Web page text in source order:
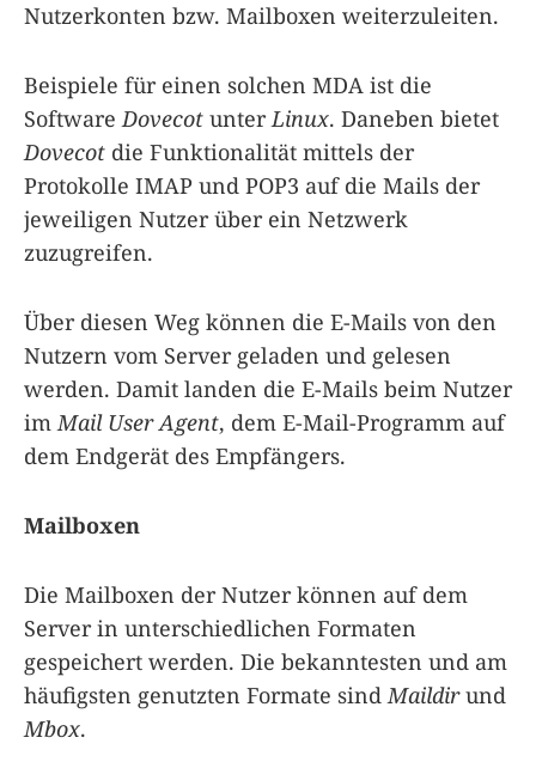
Nutzerkonten bzw. Mailboxen weiterzuleiten.
Beispiele für einen solchen MDA ist die
SoftwareDovecot unterLinux. Daneben bietet
Dovecot die Funktionalität mittels der
Protokolle IMAP und POP3 auf die Mails der
jeweiligen Nutzer über ein Netzwerk
zuzugreifen.
Über diesen Weg können die E-Mails von den
Nutzern vom Server geladen und gelesen
werden. Damit landen die E-Mails beim Nutzer
imMail User Agent, dem E-Mail-Programm auf
dem Endgerät des Empfängers.
Mailboxen
Die Mailboxen der Nutzer können auf dem
Server in unterschiedlichen Formaten
gespeichert werden. Die bekanntesten und am
häufigsten genutzten Formate sindMaildirund
Mbox.